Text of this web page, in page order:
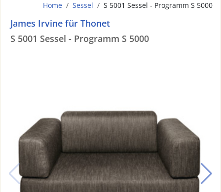
Home Sessel S 5001 Sessel - Programm S 5000
James Irvine für Thonet
S 5001 Sessel - Programm S 5000